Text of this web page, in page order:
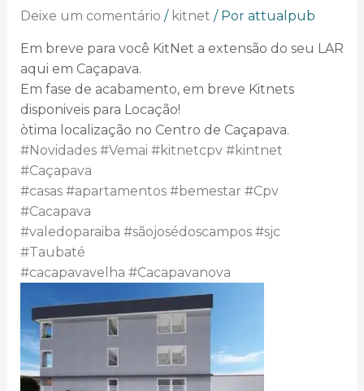
Deixe um comentário / kitnet / Por attualpub
Em breve para você KitNet a extensão do seu LAR
aqui em Caçapava.
Em fase de acabamento, em breve Kitnets
disponiveis para Locação!
òtima localização no Centro de Caçapava.
#Novidades #Vemai #kitnetcpv #kintnet
#Caçapava
#casas #apartamentos #bemestar #Cpv
#Cacapava
#valedoparaiba #sãojosédoscampos #sjc
#Taubaté
#cacapavavelha #Cacapavanova